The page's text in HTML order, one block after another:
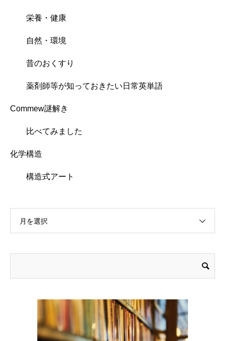
栄養・健康
自然・環境
昔のおくすり
薬剤師等が知っておきたい日常英単語
Commew謎解き
比べてみました
化学構造
構造式アート
月を選択